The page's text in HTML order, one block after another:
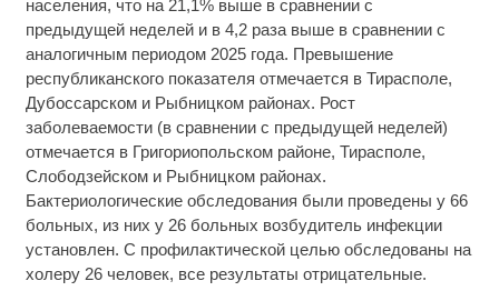
населения, что на 21,1% выше в сравнении с
предыдущей неделей и в 4,2 раза выше в сравнении с
аналогичным периодом 2025 года. Превышение
республиканского показателя отмечается в Тирасполе,
Дубоссарском и Рыбницком районах. Рост
заболеваемости (в сравнении с предыдущей неделей)
отмечается в Григориопольском районе, Тирасполе,
Слободзейском и Рыбницком районах.
Бактериологические обследования были проведены у 66
больных, из них у 26 больных возбудитель инфекции
установлен. С профилактической целью обследованы на
холеру 26 человек, все результаты отрицательные.